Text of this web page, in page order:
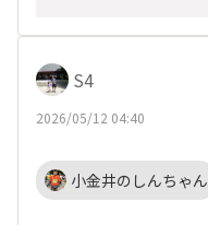
S4
2026/05/12 04:40
小金井のしんちゃん